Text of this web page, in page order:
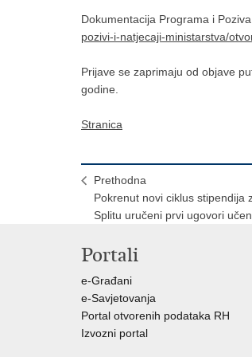
Dokumentacija Programa i
pozivi-i-natjecaji-ministarstva/
Prijave se zaprimaju od objave
godine.
Stranica
Prethodna
Pokrenut novi ciklus stipendija
Splitu uručeni prvi ugovori
Portali
e-Građani
e-Savjetovanja
Portal otvorenih podataka RH
Izvozni portal